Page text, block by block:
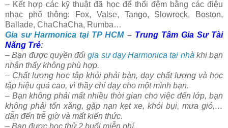
– Kết hợp các kỹ thuật đã học để thổi đệm bằng các điệu
nhạc phổ thông: Fox, Valse, Tango, Slowrock, Boston,
Ballade, ChaChaCha, Rumba…
Gia sư Harmonica tại TP HCM– Trung Tâm Gia Sư Tài
Năng Trẻ:
– Bạn được quyền đổigia sư dạy Harmonica tại nhà khi bạn
nhận thấy không phù hợp.
– Chất lượng học tập khỏi phải bàn, dạy chất lượng và học
tập hiệu quả cao, vì thầy chỉ dạy cho một mình bạn.
– Bạn không phải mất nhiều thời gian cho việc đến lớp, bạn
không phải tốn xăng, gặp nạn kẹt xe, khói bụi, mưa gió,…
dẫn đến trễ giờ và mất kiến thức.
– Bạn được học thử 2 buổi miễn phí.